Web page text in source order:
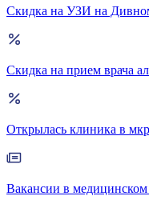
Скидка на УЗИ на
Скидка на прием врача
Открылась клиника в
Вакансии в